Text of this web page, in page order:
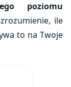
poziomu
ile
to na Twoje